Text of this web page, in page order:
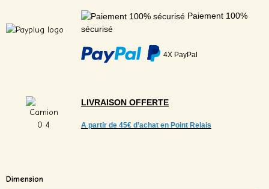
Paiement 100%
sécurisé
4X PayPal
LIVRAISON OFFERTE
A partir de 45€ d’achat en Point Relais
Dimension